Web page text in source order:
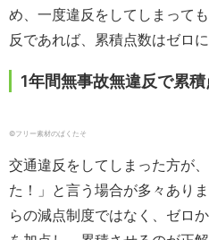
め、一度違反をしてしまって
反であれば、累積点数はゼロ
1年間無事故無違反で累
©フリー素材のぱくたそ
交通違反をしてしまった方が
た！」と言う場合が多々あり
らの減点制度ではなく、ゼロ